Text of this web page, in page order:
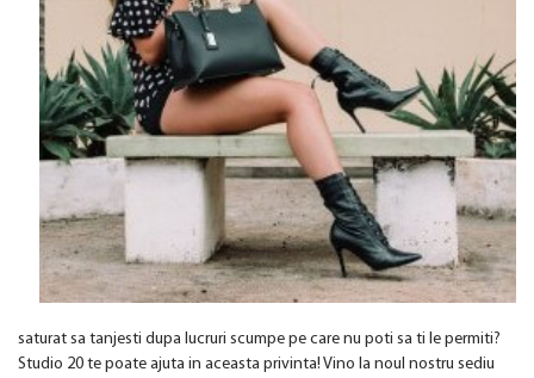
saturat sa tanjesti dupa lucruri scumpe pe care nu poti sa ti le permiti?
Studio 20 te poate ajuta in aceasta privinta! Vino la noul nostru sediu